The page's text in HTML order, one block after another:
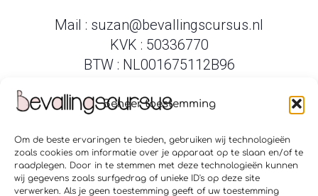
Beheer toestemming
Om de beste ervaringen te bieden, gebruiken wij technologieën
zoals cookies om informatie over je apparaat op te slaan en/of te
raadplegen. Door in te stemmen met deze technologieën kunnen
wij gegevens zoals surfgedrag of unieke ID's op deze site
verwerken. Als je geen toestemming geeft of uw toestemming
Mail : suzan@bevallingscursus.nl
KVK : 50336770
BTW : NL001675112B96
Verloskundigenpraktijk Amsterdam Zuid
Verloskundigen Amstelveen Ouderkerk
Geboortecentrum Puur Hoofddorp
Geboortecentrum Puur Hillegom